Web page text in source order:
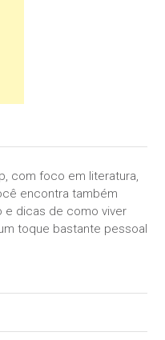
com foco em literatura,
encontra também
dicas de como viver
toque bastante pessoal